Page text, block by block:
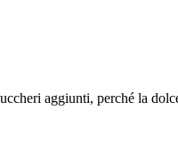
aggiunti, perché la